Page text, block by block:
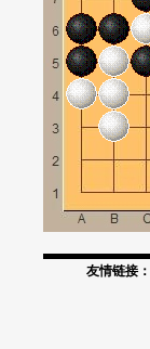
友情链接：